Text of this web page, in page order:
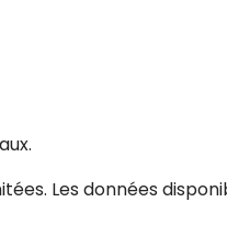
Les données